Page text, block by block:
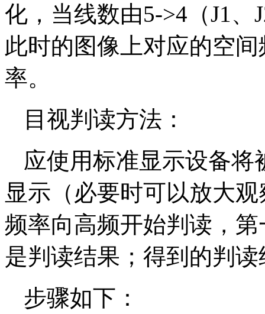
化，当线数由5->4（J1
此时的图像上对应的空
率。
目视判读方法：
应使用标准显示设备
显示（必要时可以放大
频率向高频开始判读，
是判读结果；得到的判
步骤如下：